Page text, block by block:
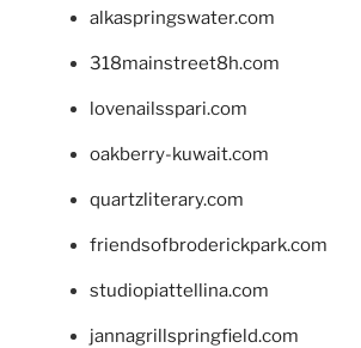
alkaspringswater.com
318mainstreet8h.com
lovenailsspari.com
oakberry-kuwait.com
quartzliterary.com
friendsofbroderickpark.com
studiopiattellina.com
jannagrillspringfield.com